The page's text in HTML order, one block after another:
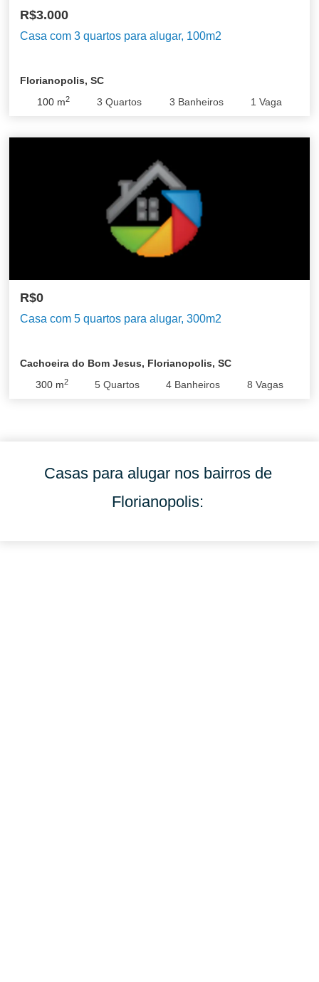
R$3.000
Casa com 3 quartos para alugar, 100m2
Florianopolis, SC
100m2 3 Quartos 3 Banheiros 1 Vaga
R$0
Casa com 5 quartos para alugar, 300m2
Cachoeira do Bom Jesus, Florianopolis, SC
300 m2 5 Quartos 4 Banheiros 8 Vagas
Casas para alugar nos bairros de
Florianopolis: